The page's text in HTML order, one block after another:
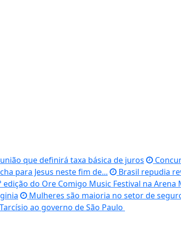
que definirá taxa básica de juros
para Jesus neste fim de...
Brasil repudia
edição do Ore Comigo Music Festival na Arena
Mulheres são maioria no setor de
ao governo de São Paulo